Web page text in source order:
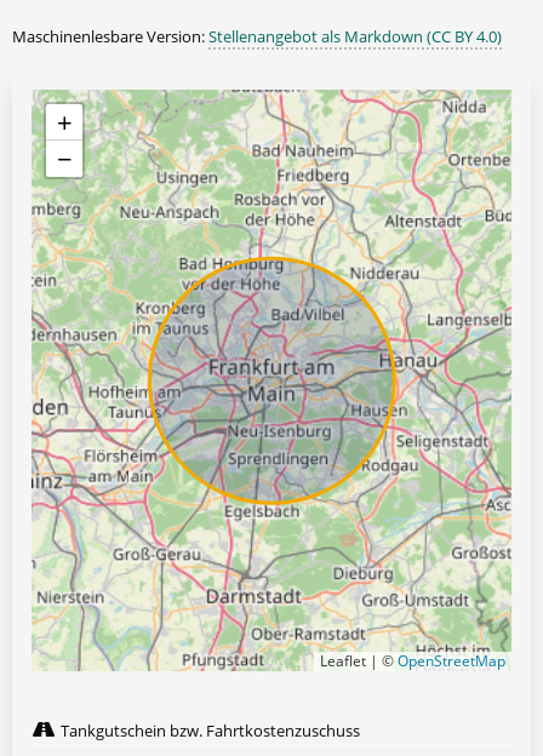
Maschinenlesbare Version:Stellenangebot als Markdown (CC BY 4.0)
+
−
Leaflet | ©OpenStreetMap
Tankgutschein bzw. Fahrtkostenzuschuss